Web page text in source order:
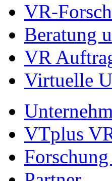
VR-
Beratung
VR
Virtuelle
VTplus